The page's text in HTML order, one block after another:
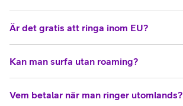
Är det gratis att ringa inom EU?
Kan man surfa utan roaming?
Vem betalar när man ringer utomlands?